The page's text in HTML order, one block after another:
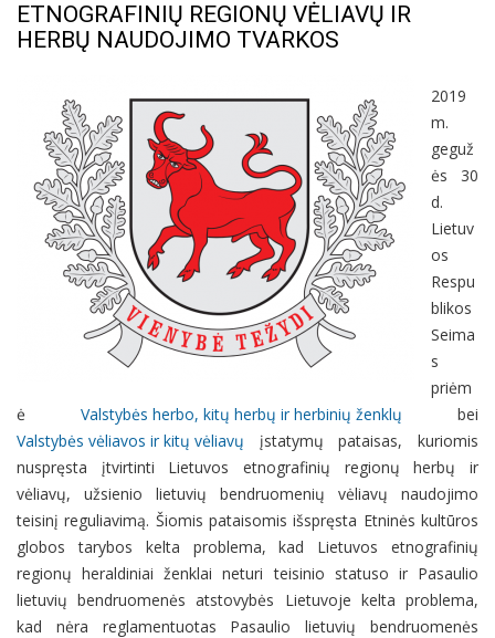
ETNOGRAFINIŲ REGIONŲ VĖLIAVŲ IR
HERBŲ NAUDOJIMO TVARKOS
2019
m.
geguž
ės 30
d.
Lietuv
os
Respu
blikos
Seima
s
priėm
ė Valstybės herbo, kitų herbų ir herbinių ženklų bei
Valstybės vėliavos ir kitų vėliavų įstatymų pataisas, kuriomis
nuspręsta įtvirtinti Lietuvos etnografinių regionų herbų ir
vėliavų, užsienio lietuvių bendruomenių vėliavų naudojimo
teisinį reguliavimą. Šiomis pataisomis išspręsta Etninės kultūros
globos tarybos kelta problema, kad Lietuvos etnografinių
regionų heraldiniai ženklai neturi teisinio statuso ir Pasaulio
lietuvių bendruomenės atstovybės Lietuvoje kelta problema,
kad nėra reglamentuotas Pasaulio lietuvių bendruomenės